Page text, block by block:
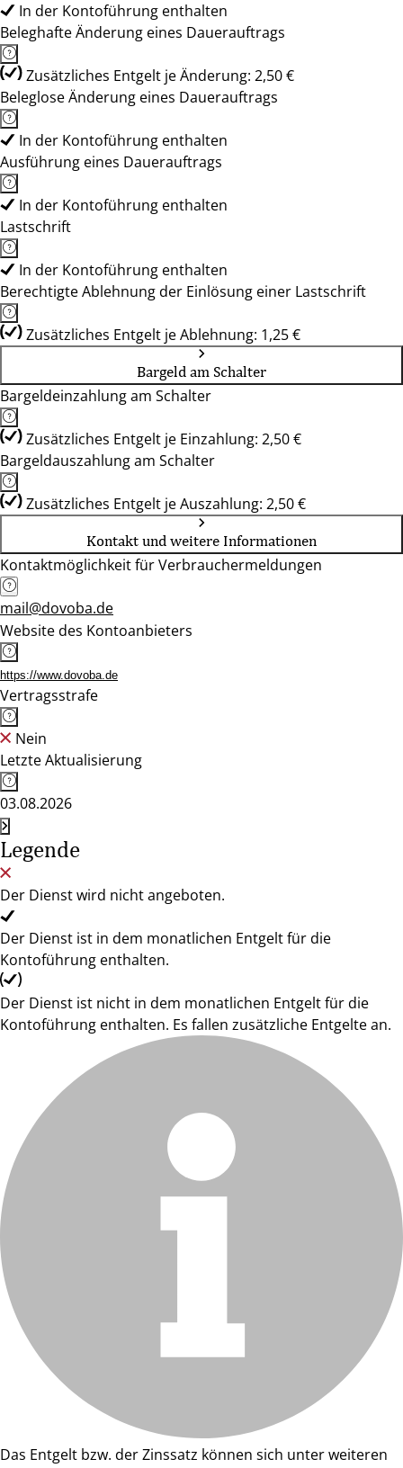
In der Kontoführung enthalten
Beleghafte Änderung eines Dauerauftrags
Zusätzliches Entgelt je Änderung: 2,50 €
Beleglose Änderung eines Dauerauftrags
In der Kontoführung enthalten
Ausführung eines Dauerauftrags
In der Kontoführung enthalten
Lastschrift
In der Kontoführung enthalten
Berechtigte Ablehnung der Einlösung einer Lastschrift
Zusätzliches Entgelt je Ablehnung: 1,25 €
Bargeld am Schalter
Bargeldeinzahlung am Schalter
Zusätzliches Entgelt je Einzahlung: 2,50 €
Bargeldauszahlung am Schalter
Zusätzliches Entgelt je Auszahlung: 2,50 €
Kontakt und weitere Informationen
Kontaktmöglichkeit für Verbrauchermeldungen
mail@dovoba.de
Website des Kontoanbieters
https://www.dovoba.de
Vertragsstrafe
Nein
Letzte Aktualisierung
03.08.2026
Legende
Der Dienst wird nicht angeboten.
Der Dienst ist in dem monatlichen Entgelt für die
Kontoführung enthalten.
Der Dienst ist nicht in dem monatlichen Entgelt für die
Kontoführung enthalten. Es fallen zusätzliche Entgelte an.
Das Entgelt bzw. der Zinssatz können sich unter weiteren